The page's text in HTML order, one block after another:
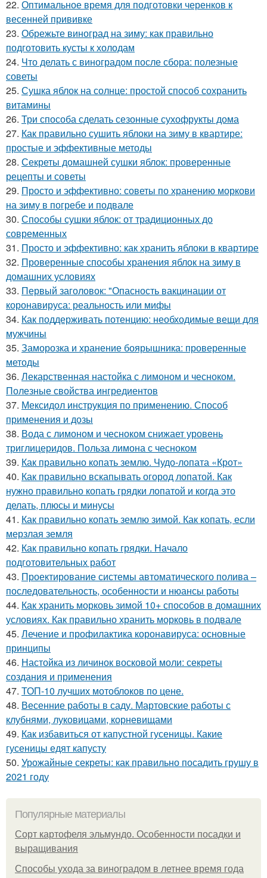
22. Оптимальное время для подготовки черенков к
весенней прививке
23. Обрежьте виноград на зиму: как правильно
подготовить кусты к холодам
24. Что делать с виноградом после сбора: полезные
советы
25. Сушка яблок на солнце: простой способ сохранить
витамины
26. Три способа сделать сезонные сухофрукты дома
27. Как правильно сушить яблоки на зиму в квартире:
простые и эффективные методы
28. Секреты домашней сушки яблок: проверенные
рецепты и советы
29. Просто и эффективно: советы по хранению моркови
на зиму в погребе и подвале
30. Способы сушки яблок: от традиционных до
современных
31. Просто и эффективно: как хранить яблоки в квартире
32. Проверенные способы хранения яблок на зиму в
домашних условиях
33. Первый заголовок: "Опасность вакцинации от
коронавируса: реальность или мифы
34. Как поддерживать потенцию: необходимые вещи для
мужчины
35. Заморозка и хранение боярышника: проверенные
методы
36. Лекарственная настойка с лимоном и чесноком.
Полезные свойства ингредиентов
37. Мексидол инструкция по применению. Способ
применения и дозы
38. Вода с лимоном и чесноком снижает уровень
триглицеридов. Польза лимона с чесноком
39. Как правильно копать землю. Чудо-лопата «Крот»
40. Как правильно вскапывать огород лопатой. Как
нужно правильно копать грядки лопатой и когда это
делать, плюсы и минусы
41. Как правильно копать землю зимой. Как копать, если
мерзлая земля
42. Как правильно копать грядки. Начало
подготовительных работ
43. Проектирование системы автоматического полива –
последовательность, особенности и нюансы работы
44. Как хранить морковь зимой 10+ способов в домашних
условиях. Как правильно хранить морковь в подвале
45. Лечение и профилактика коронавируса: основные
принципы
46. Настойка из личинок восковой моли: секреты
создания и применения
47. ТОП-10 лучших мотоблоков по цене.
48. Весенние работы в саду. Мартовские работы с
клубнями, луковицами, корневищами
49. Как избавиться от капустной гусеницы. Какие
гусеницы едят капусту
50. Урожайные секреты: как правильно посадить грушу в
2021 году
Популярные материалы
Сорт картофеля эльмундо. Особенности посадки и
выращивания
Способы ухода за виноградом в летнее время года